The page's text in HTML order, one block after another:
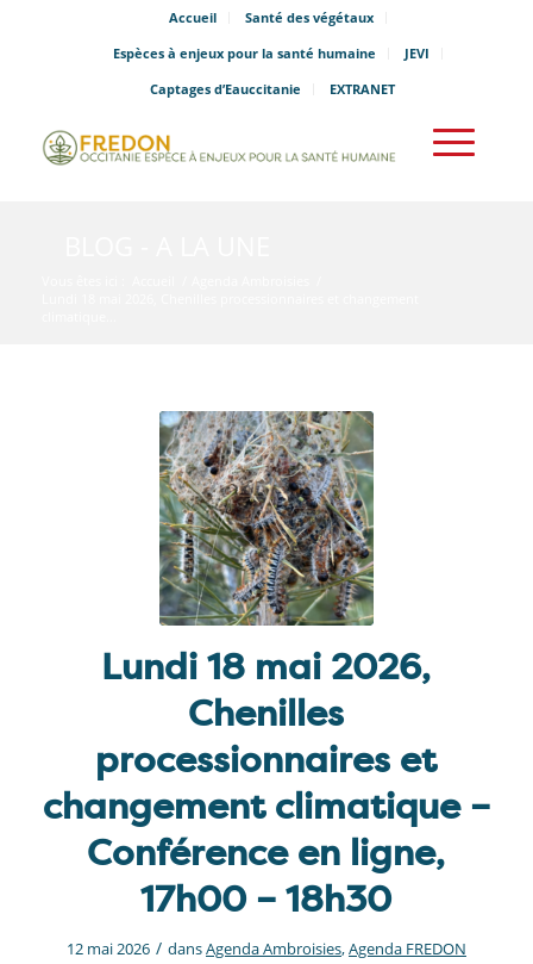
Accueil
Santé des végétaux
Espèces à enjeux pour la santé humaine
JEVI
Captages d’Eauccitanie
EXTRANET
Lundi 18 mai 2026,
Chenilles
processionnaires et
changement climatique –
Conférence en ligne,
17h00 – 18h30
12 mai 2026 / dansAgenda Ambroisies,Agenda FREDON